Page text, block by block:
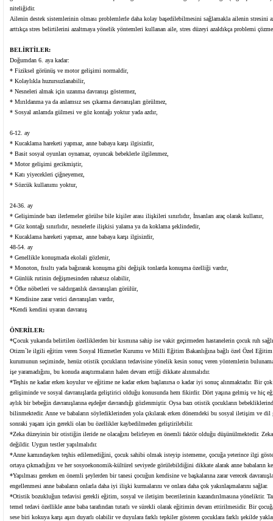
niteliğidir.
Ailenin destek sistemlerinin olması problemlerle daha kolay başedilebilmesini sağlamakla ailenin stresini
arttıkça stres belirtilerini azaltmaya yönelik yöntemleri kullanan aile, stres düzeyi azaldıkça problemi
BELİRTİLER:
Doğumdan 6. aya kadar:
* Fiziksel görünüş ve motor gelişimi normaldir,
* Kolaylıkla huzursuzlanabilir,
* Nesneleri almak için uzanma davranışı göstermez,
* Mırıldanma ya da anlamsız ses çıkarma davranışları görülmez,
* Sosyal anlamda gülmesi ve göz kontağı yoktur yada azdır,
6-12. ay
* Kucaklama hareketi yapmaz, anne babaya karşı ilgisizdir,
* Basit sosyal oyunları oynamaz, oyuncak bebeklerle ilgilenmez,
* Motor gelişimi gecikmiştir,
* Katı yiyecekleri çiğneyemez,
* Sözcük kullanımı yoktur,
24-36. ay
* Gelişiminde bazı ilerlemeler görülse bile kişiler arası ilişkileri sınırlıdır, İnsanları araç olarak kullanır,
* Göz kontağı sınırlıdır, nesnelerle ilişkisi yalama ya da koklama şeklindedir,
* Kucaklama hareketi yapmaz, anne babaya karşı ilgisizdir,
48-54. ay
* Genellikle konuşmada ekolali gözlenir,
* Monoton, fısıltı yada bağırarak konuşma gibi değişik tonlarda konuşma özelliği vardır,
* Günlük rutinin değişmesinden rahatsız olabilir,
* Öfke nöbetleri ve saldırganlık davranışları görülür,
* Kendisine zarar verici davranışları vardır,
*Kendi kendini uyaran davranış
ÖNERİLER:
*Çocuk yukarıda belirtilen özelliklerden bir kısmına sahip ise vakit geçirmeden hastanelerin çocuk ruh
Otizm`le ilgili eğitim veren Sosyal Hizmetler Kurumu ve Milli Eğitim Bakanlığına bağlı özel Özel
kurumunun seçiminde, henüz otistik çocukların tedavisine yönelik kesin sonuç veren yöntemlerin
işe yaramadığını, bu konuda araştırmaların halen devam ettiği dikkate alınmalıdır.
*Teşhis ne kadar erken koyulur ve eğitime ne kadar erken başlanırsa o kadar iyi sonuç alınmaktadır. Bir
gelişiminde ve sosyal davranışlarda geliştirici olduğu konusunda hem fikirdir. Dört yaşına gelmiş ve hiç
aylık bir bebeğin davranışlarına eşdeğer davrandığı gözlenmiştir. Oysa bazı otistik çocukların
bilinmektedir. Anne ve babaların söylediklerinden yola çıkılarak erken dönemdeki bu sosyal iletişim ve
sonraki yaşam için gerekli olan bu özellikler kaybedilmeden geliştirilebilir.
*Zeka düzeyinin bir otistiğin ileride ne olacağını belirleyen en önemli faktör olduğu düşünülmektedir.
değildir. Uygun testler yapılmalıdır.
*Anne karnındayken teşhis edilemediğini, çocuk sahibi olmak isteyip istememe, çocuğa yeterince ilgi
ortaya çıkmadığını ve her sosyoekonomik-kültürel seviyede görülebildiğini dikkate alarak anne babaların
*Yapılması gereken en önemli şeylerden bir tanesi çocuğun kendisine ve başkalarına zarar verecek
engellenmesi anne babaların onlarla daha iyi ilişki kurmalarını ve onlara daha çok yakınlaşmalarını sağlar.
*Otistik bozukluğun tedavisi gerekli eğitim, sosyal ve iletişim becerilerinin kazandırılmasına yöneliktir.
temel tedavi özellikle anne baba tarafından tutarlı ve sürekli olarak eğitimin devam ettirilmesidir. Bir
sese biri kokuya karşı aşırı duyarlı olabilir ve duyulara farklı tepkiler gösteren çocuklara farklı şekilde